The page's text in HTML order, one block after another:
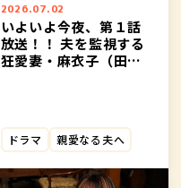
2026.07.02
いよいよ今夜、第１話
放送！！ 夫を監視する
狂愛妻・麻衣子（田中
心理サスペンスが開
幕！
ドラマ 親愛なる夫へ